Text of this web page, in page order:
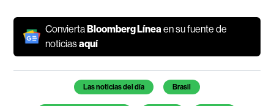
ConviertaBloomberg Línea en su fuente de
noticiasaquí
Temas de este artículo
Las noticias del día Brasil